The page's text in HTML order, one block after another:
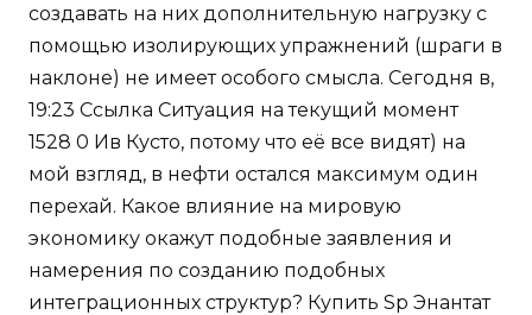
создавать на них дополнительную нагрузку с
помощью изолирующих упражнений (шраги в
наклоне) не имеет особого смысла. Сегодня в,
19:23 Ссылка Ситуация на текущий момент
1528 0 Ив Кусто, потому что её все видят) на
мой взгляд, в нефти остался максимум один
перехай. Какое влияние на мировую
экономику окажут подобные заявления и
намерения по созданию подобных
интеграционных структур? Купить Sp Энантат